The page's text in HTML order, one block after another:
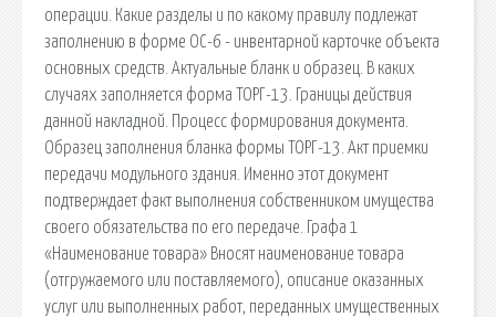
операции. Какие разделы и по какому правилу подлежат
заполнению в форме ОС-6 - инвентарной карточке объекта
основных средств. Актуальные бланк и образец. В каких
случаях заполняется форма ТОРГ-13. Границы действия
данной накладной. Процесс формирования документа.
Образец заполнения бланка формы ТОРГ-13. Акт приемки
передачи модульного здания. Именно этот документ
подтверждает факт выполнения собственником имущества
своего обязательства по его передаче. Графа 1
«Наименование товара» Вносят наименование товара
(отгружаемого или поставляемого), описание оказанных
услуг или выполненных работ, переданных имущественных